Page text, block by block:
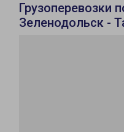
Грузоперевозки
Зеленодольск -